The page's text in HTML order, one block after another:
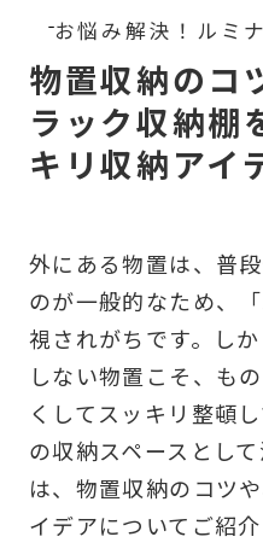
物置収納のコ
ラック収納棚
キリ収納アイ
外にある物置は、普
のが一般的なため、
視されがちです。し
しない物置こそ、も
くしてスッキリ整頓
の収納スペースとし
は、物置収納のコツ
イデアについてご紹介